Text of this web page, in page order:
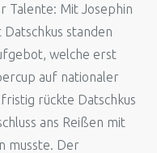
Talente: Mit Josephin
Datschkus standen
welche erst
auf nationaler
rückte Datschkus
ans Reißen mit
musste. Der